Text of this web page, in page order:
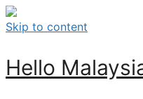
Skip to content
Hello